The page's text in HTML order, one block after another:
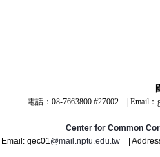
電話：08-7663800 #27002 | Email：
Center for Common
Email: gec01@mail.nptu.edu.tw |